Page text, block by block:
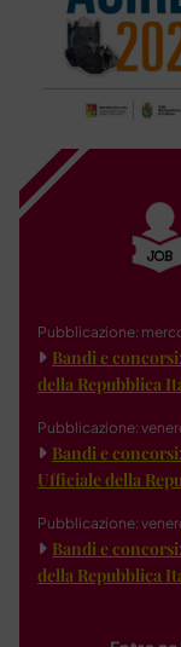
Pubblicazione:
Bandi e
della Repubblica
Pubblicazione:
Bandi e
Ufficiale della
Pubblicazione:
Bandi e
della Repubblica